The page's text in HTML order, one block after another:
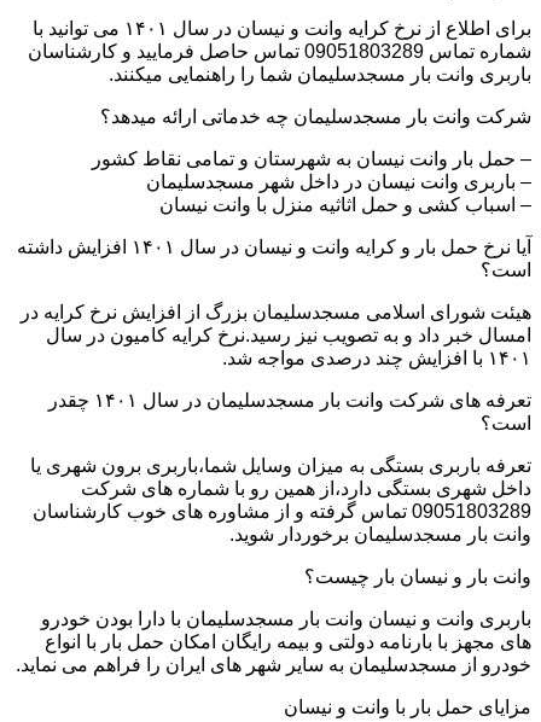
برای اطلاع از نرخ کرایه وانت و نیسان در سال ۱۴۰۱ می توانید با
شماره تماس 09051803289 تماس حاصل فرمایید و کارشناسان
باربری وانت بار مسجدسلیمان شما را راهنمایی میکنند.
شرکت وانت بار مسجدسلیمان چه خدماتی ارائه میدهد؟
– حمل بار وانت نیسان به شهرستان و تمامی نقاط کشور
– باربری وانت نیسان در داخل شهر مسجدسلیمان
– اسباب کشی و حمل اثاثیه منزل با وانت نیسان
آیا نرخ حمل بار و کرایه وانت و نیسان در سال ۱۴۰۱ افزایش داشته
است؟
هیئت شورای اسلامی مسجدسلیمان بزرگ از افزایش نرخ کرایه در
امسال خبر داد و به تصویب نیز رسید.نرخ کرایه کامیون در سال
۱۴۰۱ با افزایش چند درصدی مواجه شد.
تعرفه های شرکت وانت بار مسجدسلیمان در سال ۱۴۰۱ چقدر
است؟
تعرفه باربری بستگی به میزان وسایل شما،باربری برون شهری یا
داخل شهری بستگی دارد،از همین رو با شماره های شرکت
09051803289 تماس گرفته و از مشاوره های خوب کارشناسان
وانت بار مسجدسلیمان برخوردار شوید.
وانت بار و نیسان بار چیست؟
باربری وانت و نیسان وانت بار مسجدسلیمان با دارا بودن خودرو
های مجهز با بارنامه دولتی و بیمه رایگان امکان حمل بار با انواع
خودرو از مسجدسلیمان به سایر شهر های ایران را فراهم می نماید.
مزایای حمل بار با وانت و نیسان